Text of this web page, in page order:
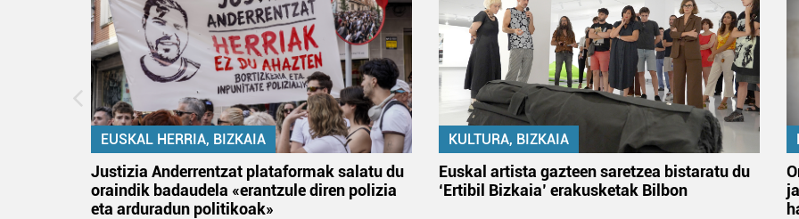
EUSKAL HERRIA, BIZKAIA
Justizia Anderrentzat plataformak salatu du
oraindik badaudela «erantzule diren polizia
eta arduradun politikoak»
KULTURA, BIZKAIA
Euskal artista gazteen saretzea bistaratu du
‘Ertibil Bizkaia’ erakusketak Bilbon